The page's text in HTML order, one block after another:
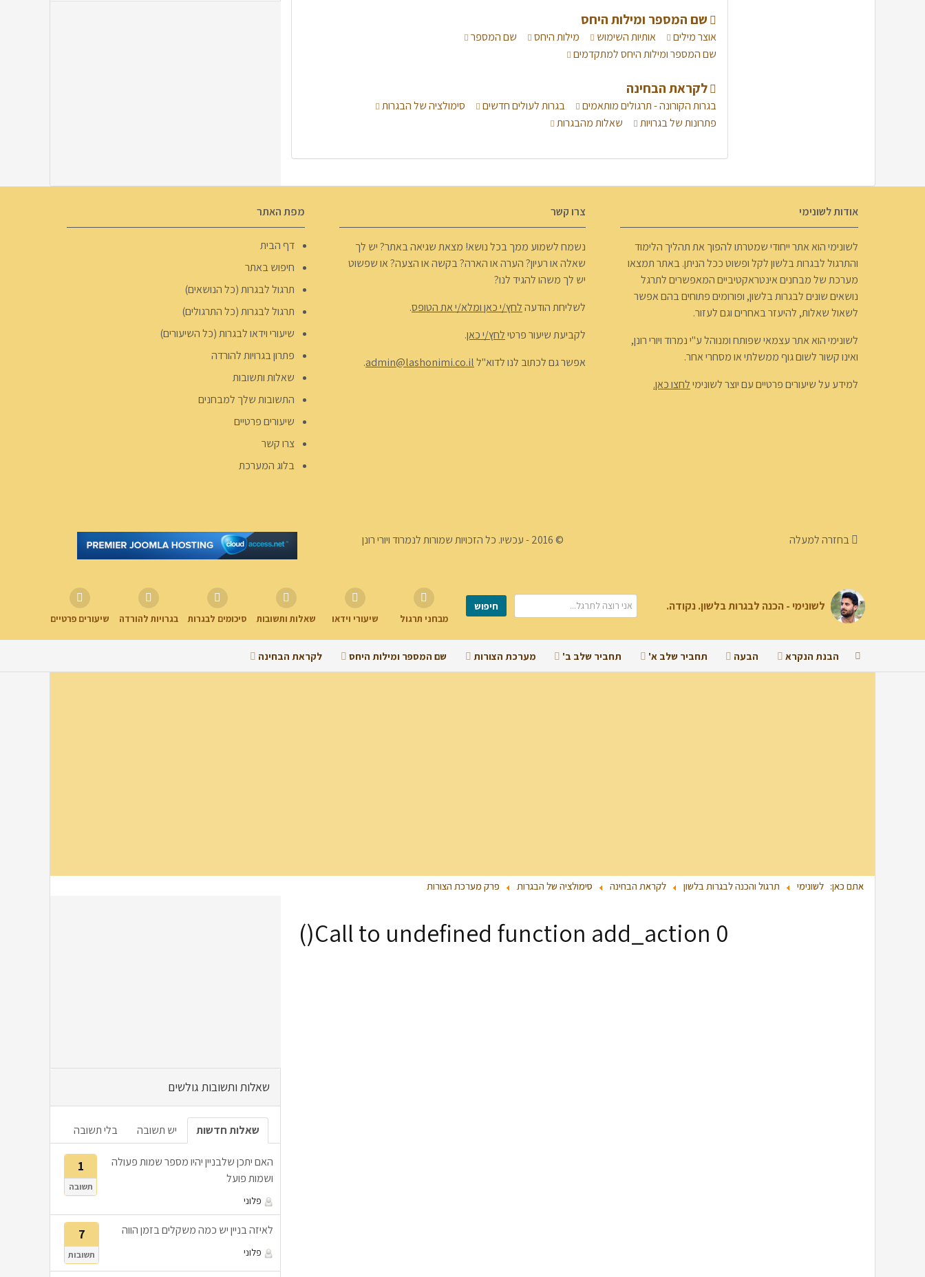
שם המספר ומילות היחס
אוצר מילים אותיות השימוש מילות היחס
שם המספר
שם המספר ומילות היחס למתקדמים
לקראת הבחינה
בגרות הקורונה - תרגולים מותאמים בגרות לעולים חדשים
סימולציה של הבגרות
פתרונות של בגרויות
שאלות מהבגרות
אודות לשונימי
לשונימי הוא אתר ייחודי שמטרתו להפוך את תהליך הלימוד
והתרגול לבגרות בלשון לקל ופשוט ככל הניתן. באתר תמצאו
מערכת של מבחנים אינטראקטיביים המאפשרים לתרגל
נושאים שונים לבגרות בלשון, ופורומים פתוחים בהם אפשר
לשאול שאלות, להיעזר באחרים וגם לעזור.
לשונימי הוא אתר עצמאי שפותח ומנוהל ע"י נמרוד ויורי רונן,
ואינו קשור לשום גוף ממשלתי או מסחרי אחר.
למידע על שיעורים פרטיים עם יוצר לשונימילחצו כאן.
צרו קשר
נשמח לשמוע ממך בכל נושא! מצאת שגיאה באתר? יש לך
שאלה או רעיון? הערה או הארה? בקשה או הצעה? או שפשוט
יש לך משהו להגיד לנו?
לשליחת הודעהלחץ/י כאן ומלא/י את הטופס.
לקביעת שיעור פרטילחץ/י כאן.
אפשר גם לכתוב לנו לדוא"לadmin@lashonimi.co.il
.
מפת האתר
דף הבית
חיפוש באתר
תרגול לבגרות (כל הנושאים)
תרגול לבגרות (כל התרגולים)
שיעורי וידאו לבגרות (כל השיעורים)
פתרון בגרויות להורדה
שאלות ותשובות
התשובות שלך למבחנים
שיעורים פרטיים
צרו קשר
בלוג המערכת
בחזרה למעלה © 2016 - עכשיו. כל הזכויות שמורות לנמרוד ויורי רונן
לשונימי - הכנה לבגרות בלשון. נקודה.
מבחני תרגול שיעורי וידאו שאלות ותשובות סיכומים לבגרות בגרויות להורדה שיעורים פרטיים
הבנת הנקרא הבעה תחביר שלב א' תחביר שלב ב' מערכת הצורות שם המספר ומילות היחס לקראת הבחינה
אתם כאן: לשונימי תרגול והכנה לבגרות בלשון לקראת הבחינה סימולציה של הבגרות פרק מערכת הצורות
0 Call to undefined function add_action()
שאלות ותשובות גולשים
שאלות חדשות יש תשובה בלי תשובה
1
תשובה
האם יתכן שלבניין יהיו מספר שמות פעולה
ושמות פועל
פלוני
7
תשובות
לאיזה בניין יש כמה משקלים בזמן הווה
פלוני